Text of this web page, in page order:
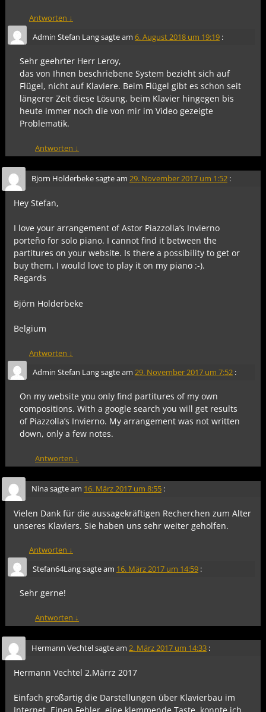
Antworten ↓
Admin Stefan Langsagte am 6. August 2018 um 19:19 :
Sehr geehrter Herr Leroy,
das von Ihnen beschriebene System bezieht sich auf
Flügel, nicht auf Klaviere. Beim Flügel gibt es schon seit
längerer Zeit diese Lösung, beim Klavier hingegen bis
heute immer noch die von mir im Video gezeigte
Problematik.
Antworten ↓
Bjorn Holderbekesagte am 29. November 2017 um 1:52 :
Hey Stefan,
I love your arrangement of Astor Piazzolla’s Invierno
porteño for solo piano. I cannot find it between the
partitures on your website. Is there a possibility to get or
buy them. I would love to play it on my piano :-).
Regards
Björn Holderbeke
Belgium
Antworten ↓
Admin Stefan Langsagte am 29. November 2017 um 7:52 :
On my website you only find partitures of my own
compositions. With a google search you will get results
of Piazzolla’s Invierno. My arrangement was not written
down, only a few notes.
Antworten ↓
Ninasagte am 16. März 2017 um 8:55 :
Vielen Dank für die aussagekräftigen Recherchen zum Alter
unseres Klaviers. Sie haben uns sehr weiter geholfen.
Antworten ↓
Stefan64Langsagte am 16. März 2017 um 14:59 :
Sehr gerne!
Antworten ↓
Hermann Vechtelsagte am 2. März 2017 um 14:33 :
Hermann Vechtel 2.Märrz 2017
Einfach großartig die Darstellungen über Klavierbau im